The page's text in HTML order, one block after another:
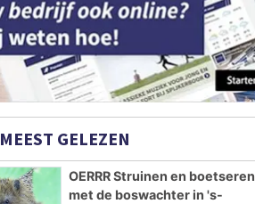
MEEST GELEZEN
OERRR Struinen en boetseren
met de boswachter in 's-